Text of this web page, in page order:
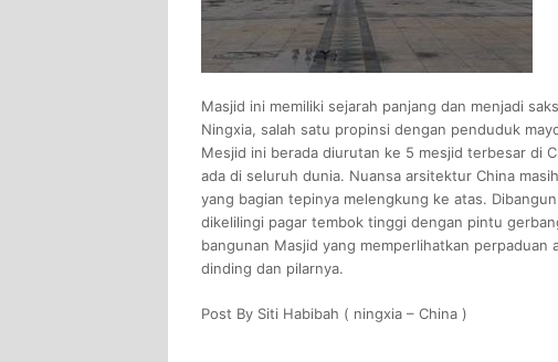
Masjid ini memiliki sejarah panjang dan menjadi
Ningxia, salah satu propinsi dengan penduduk
Mesjid ini berada diurutan ke 5 mesjid terbesar di
ada di seluruh dunia. Nuansa arsitektur China
yang bagian tepinya melengkung ke atas.
dikelilingi pagar tembok tinggi dengan pintu
bangunan Masjid yang memperlihatkan
dinding dan pilarnya.
Post By Siti Habibah ( ningxia – China )